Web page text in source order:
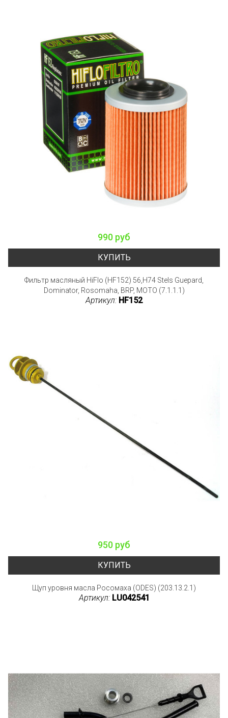
990 руб
КУПИТЬ
Фильтр масляный HiFlo (HF152) 56,H74 Stels Guepard,
Dominator, Rosomaha, BRP, MOTO (7.1.1.1)
Артикул: HF152
950 руб
КУПИТЬ
Щуп уровня масла Росомаха (ODES) (203.13.2.1)
Артикул: LU042541